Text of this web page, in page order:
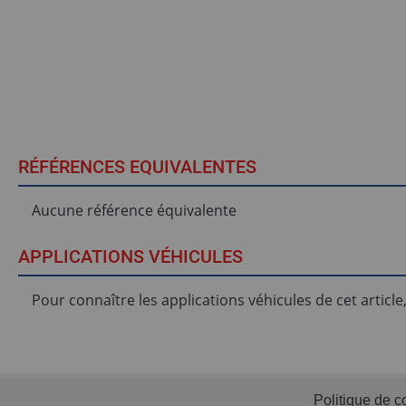
RÉFÉRENCES EQUIVALENTES
Aucune référence équivalente
APPLICATIONS VÉHICULES
Pour connaître les applications véhicules de cet
Politique de